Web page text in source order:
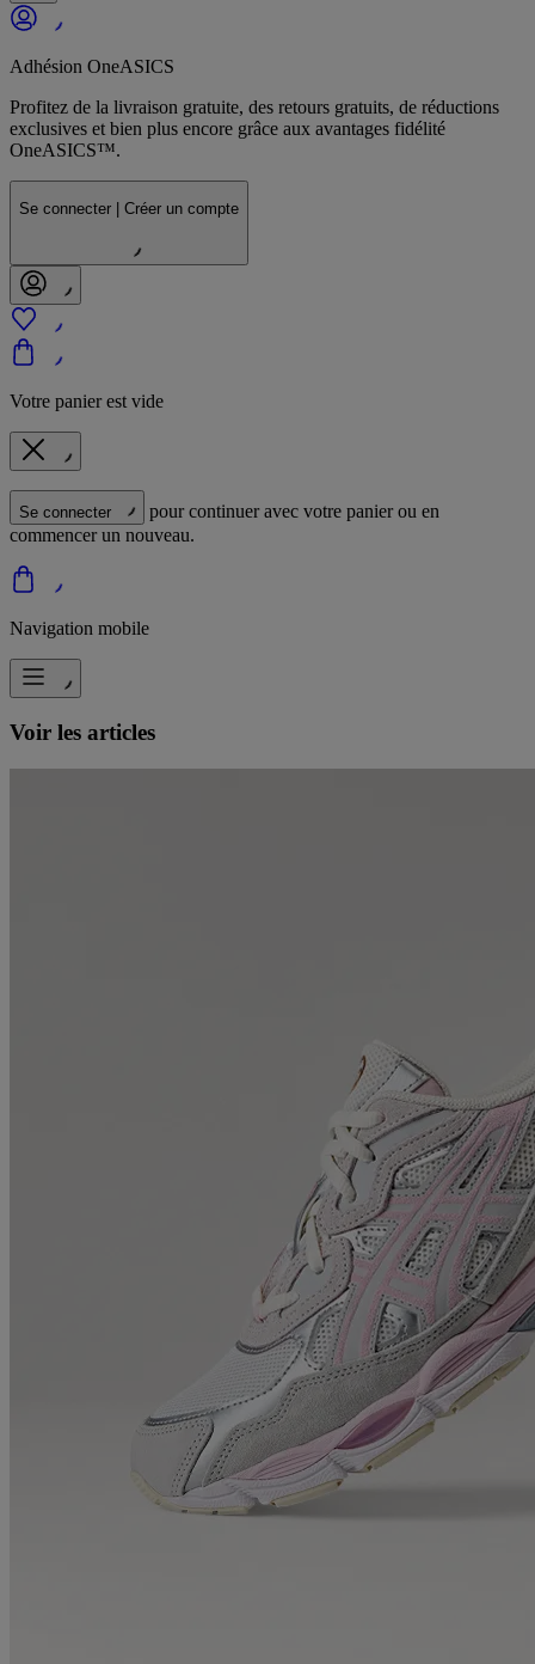
Adhésion OneASICS
Profitez de la livraison gratuite, des retours gratuits, de réductions
exclusives et bien plus encore grâce aux avantages fidélité
OneASICS™.
Se connecter | Créer un compte
Votre panier est vide
Se connecter
pour continuer avec votre panier ou en
commencer un nouveau.
Navigation mobile
Voir les articles